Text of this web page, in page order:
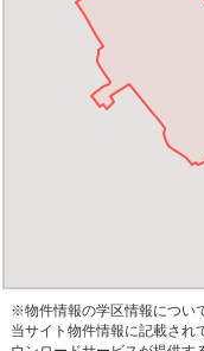
※物件情報の学区情報につい
当サイト物件情報に記載され